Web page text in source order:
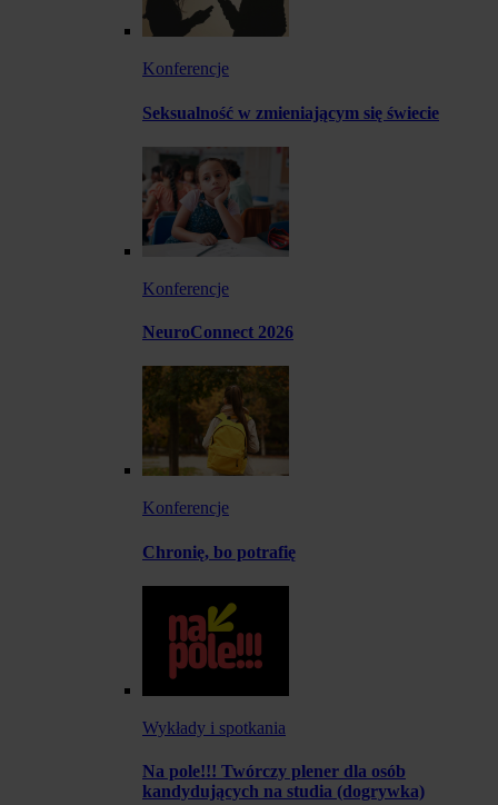
Konferencje
Seksualność w zmieniającym się świecie
Konferencje
NeuroConnect 2026
Konferencje
Chronię, bo potrafię
Wykłady i spotkania
Na pole!!! Twórczy plener dla osób
kandydujących na studia (dogrywka)